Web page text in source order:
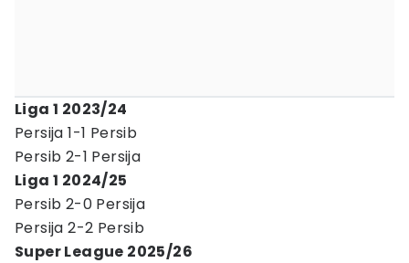
Liga 1 2023/24
Persija 1-1 Persib
Persib 2-1 Persija
Liga 1 2024/25
Persib 2-0 Persija
Persija 2-2 Persib
Super League 2025/26